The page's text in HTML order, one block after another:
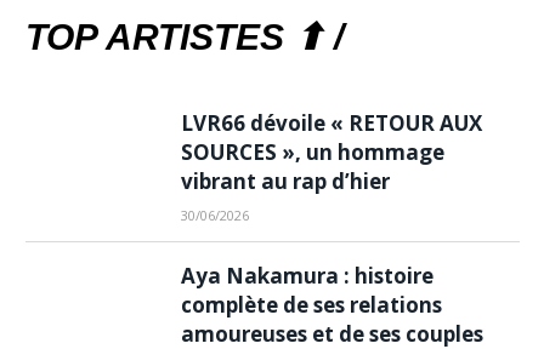
TOP ARTISTES ⬆ /
LVR66 dévoile « RETOUR AUX
SOURCES », un hommage
vibrant au rap d’hier
30/06/2026
Aya Nakamura : histoire
complète de ses relations
amoureuses et de ses couples